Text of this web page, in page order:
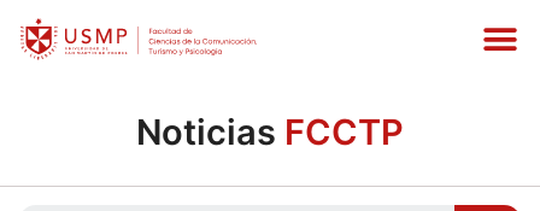
Noticias FCCTP